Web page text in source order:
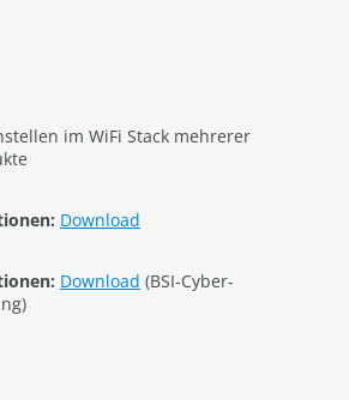
im WiFi Stack mehrerer
Download
Download (BSI-Cyber-